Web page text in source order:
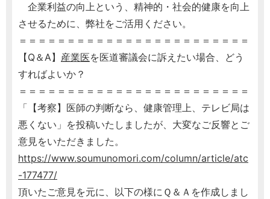
企業利益の向上という、精神的・社会的健康を向上
させるために、弊社をご活用ください。
＝＝＝＝＝＝＝＝＝＝＝＝＝＝＝＝＝＝＝＝＝＝＝＝
【Q＆A】 産業医を医道審議会に訴えたい場合、どう
すればよいか？
＝＝＝＝＝＝＝＝＝＝＝＝＝＝＝＝＝＝＝＝＝＝＝＝
「【考察】医師の判断なら、健康管理上、テレビ局は
悪くない」を投稿いたしましたが、大変なご反響とご
意見をいただきました。
https://www.soumunomori.com/column/article/atc
-177477/
頂いたご意見を元に、以下の様にＱ＆Ａを作成しまし